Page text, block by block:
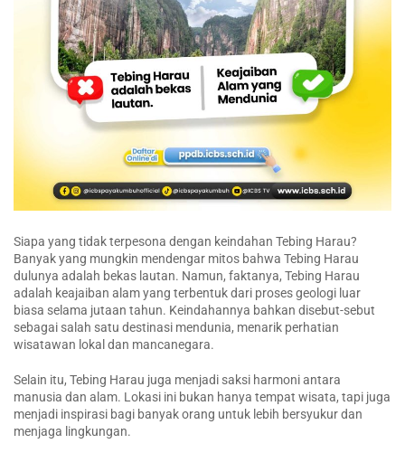
Siapa yang tidak terpesona dengan keindahan Tebing Harau?
Banyak yang mungkin mendengar mitos bahwa Tebing Harau
dulunya adalah bekas lautan. Namun, faktanya, Tebing Harau
adalah keajaiban alam yang terbentuk dari proses geologi luar
biasa selama jutaan tahun. Keindahannya bahkan disebut-sebut
sebagai salah satu destinasi mendunia, menarik perhatian
wisatawan lokal dan mancanegara.
Selain itu, Tebing Harau juga menjadi saksi harmoni antara
manusia dan alam. Lokasi ini bukan hanya tempat wisata, tapi juga
menjadi inspirasi bagi banyak orang untuk lebih bersyukur dan
menjaga lingkungan.